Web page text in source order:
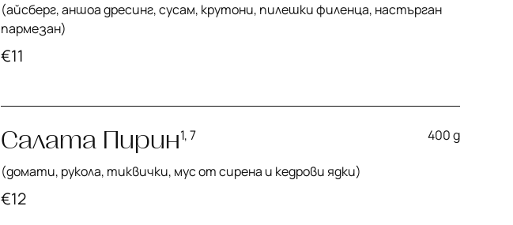
(айсберг, аншоа дресинг, сусам, крутони, пилешки филенца, настърган
пармезан)
€11
Салата Пирин1, 7 400 g
(домати, рукола, тиквички, мус от сирена и кедрови ядки)
€12